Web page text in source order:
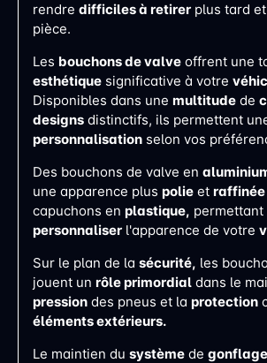
rendre difficiles à retirerplus tard et
pièce.
Les bouchons de valve offrent une
esthétique significative à votre
Disponibles dans une multitude de
designs distinctifs, ils permettent
personnalisation selon vos
Des bouchons de valve en
une apparence plus polie et raffinée
capuchons en plastique, permettant
personnaliserl'apparence de votre
Sur le plan de la sécurité, les
jouent un rôle primordial dans le
pression des pneus et la protection
éléments extérieurs.
Le maintien du système de gonflage